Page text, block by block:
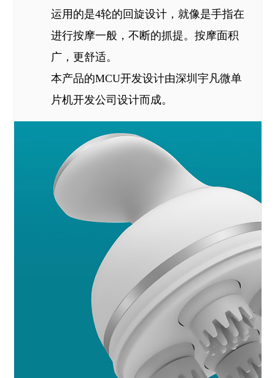
运用的是4轮的回旋设计，就像是手指在
进行按摩一般，不断的抓提。按摩面积
广，更舒适。
本产品的MCU开发设计由深圳宇凡微单
片机开发公司设计而成。